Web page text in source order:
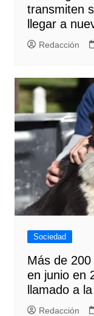
transmiten
llegar a
Redacción
Sociedad
Más de
en junio en
llamado a
Redacción